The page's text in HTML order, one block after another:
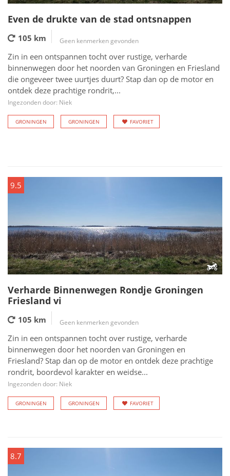
Even de drukte van de stad ontsnappen
105 km Geen kenmerken gevonden
Zin in een ontspannen tocht over rustige, verharde
binnenwegen door het noorden van Groningen en Friesland
die ongeveer twee uurtjes duurt? Stap dan op de motor en
ontdek deze prachtige rondrit,...
Ingezonden door: Niek
GRONINGEN GRONINGEN FAVORIET
9.5
Verharde Binnenwegen Rondje Groningen
Friesland vi
105 km Geen kenmerken gevonden
Zin in een ontspannen tocht over rustige, verharde
binnenwegen door het noorden van Groningen en
Friesland? Stap dan op de motor en ontdek deze prachtige
rondrit, boordevol karakter en weidse...
Ingezonden door: Niek
GRONINGEN GRONINGEN FAVORIET
8.7